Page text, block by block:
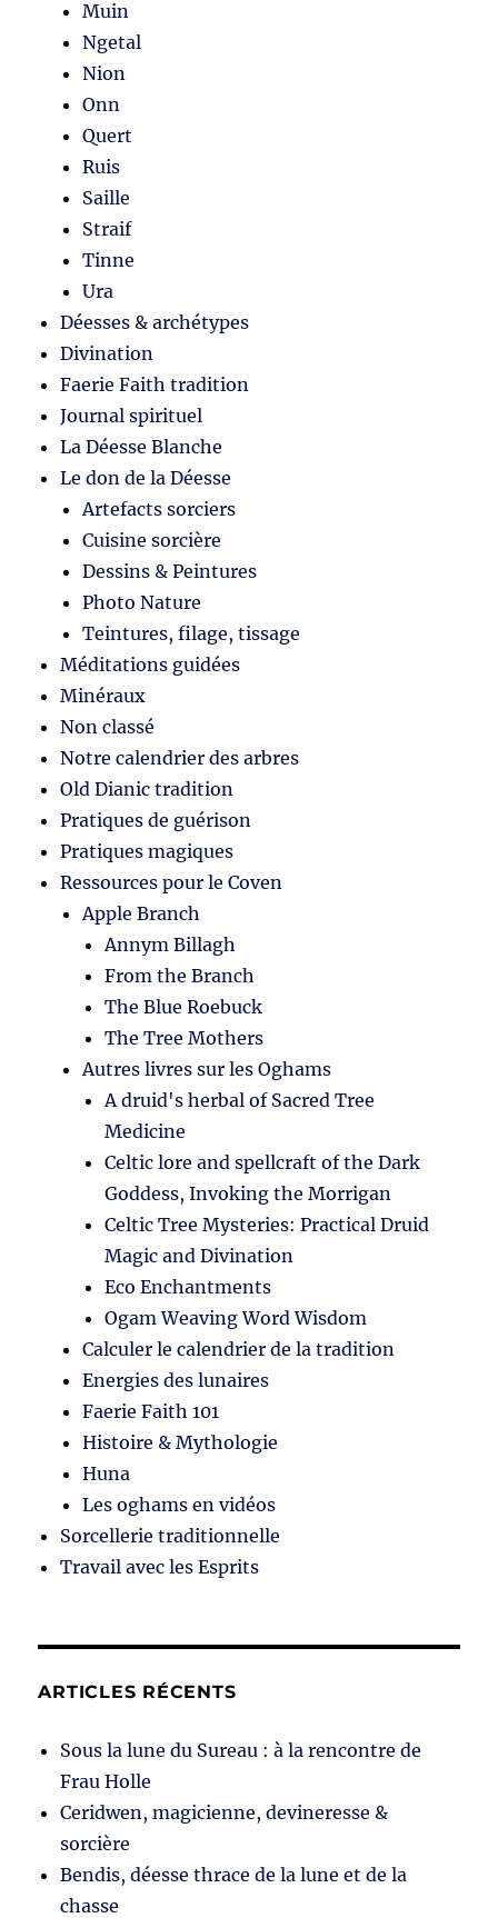
Muin
Ngetal
Nion
Onn
Quert
Ruis
Saille
Straif
Tinne
Ura
Déesses & archétypes
Divination
Faerie Faith tradition
Journal spirituel
La Déesse Blanche
Le don de la Déesse
Artefacts sorciers
Cuisine sorcière
Dessins & Peintures
Photo Nature
Teintures, filage, tissage
Méditations guidées
Minéraux
Non classé
Notre calendrier des arbres
Old Dianic tradition
Pratiques de guérison
Pratiques magiques
Ressources pour le Coven
Apple Branch
Annym Billagh
From the Branch
The Blue Roebuck
The Tree Mothers
Autres livres sur les Oghams
A druid's herbal of Sacred Tree
Medicine
Celtic lore and spellcraft of the Dark
Goddess, Invoking the Morrigan
Celtic Tree Mysteries: Practical Druid
Magic and Divination
Eco Enchantments
Ogam Weaving Word Wisdom
Calculer le calendrier de la tradition
Energies des lunaires
Faerie Faith 101
Histoire & Mythologie
Huna
Les oghams en vidéos
Sorcellerie traditionnelle
Travail avec les Esprits
ARTICLES RÉCENTS
Sous la lune du Sureau : à la rencontre de
Frau Holle
Ceridwen, magicienne, devineresse &
sorcière
Bendis, déesse thrace de la lune et de la
chasse